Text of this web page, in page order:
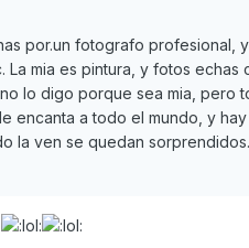
por.un fotografo profesional,
mia es pintura, y fotos echas
lo digo porque sea mia, pero
encanta a todo el mundo, y
la ven se quedan